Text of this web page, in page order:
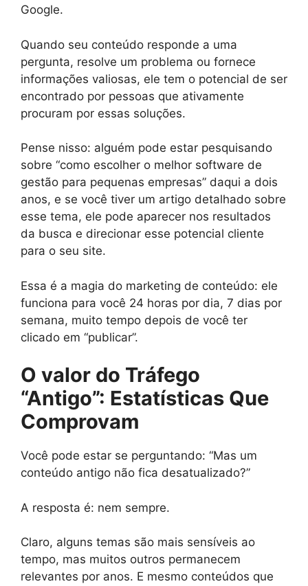
Google.
Quando seu conteúdo responde a uma
pergunta, resolve um problema ou fornece
informações valiosas, ele tem o potencial de ser
encontrado por pessoas que ativamente
procuram por essas soluções.
Pense nisso: alguém pode estar pesquisando
sobre “como escolher o melhor software de
gestão para pequenas empresas” daqui a dois
anos, e se você tiver um artigo detalhado sobre
esse tema, ele pode aparecer nos resultados
da busca e direcionar esse potencial cliente
para o seu site.
Essa é a magia do marketing de conteúdo: ele
funciona para você 24 horas por dia, 7 dias por
semana, muito tempo depois de você ter
clicado em “publicar”.
O valor do Tráfego
“Antigo”: Estatísticas Que
Comprovam
Você pode estar se perguntando: “Mas um
conteúdo antigo não fica desatualizado?”
A resposta é: nem sempre.
Claro, alguns temas são mais sensíveis ao
tempo, mas muitos outros permanecem
relevantes por anos. E mesmo conteúdos que